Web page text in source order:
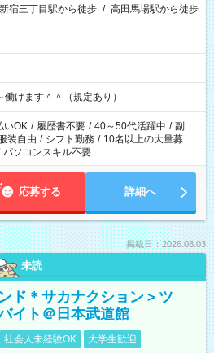
新宿三丁目駅から徒歩 / 高田馬場駅から徒歩
けます＾＾（規定あり）
いOK / 履歴書不要 / 40～50代活躍中 / 副
装自由 / シフト勤務 / 10名以上の大量募
パソコンスキル不要
応募する 詳細へ
掲載日：2026.08.03
未読
ド＊サカナクション＞ツ
イト＠日本武道館
社会人未経験OK
大学生歓迎